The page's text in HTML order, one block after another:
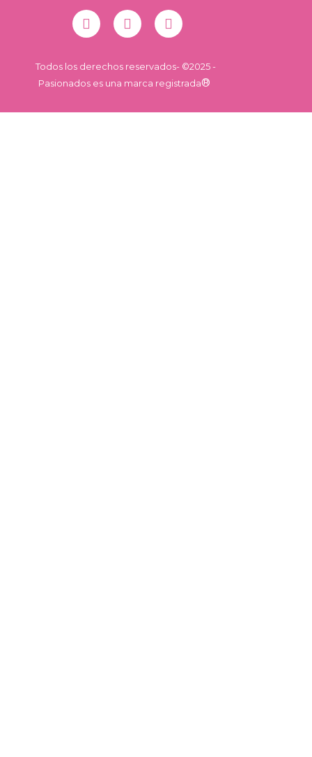
Todos los derechos reservados- ©2025 -
Pasionados es una marca registrada®